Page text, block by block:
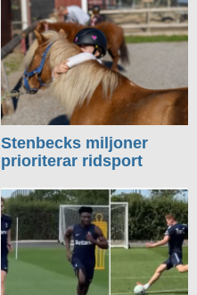
Stenbecks miljoner
prioriterar ridsport